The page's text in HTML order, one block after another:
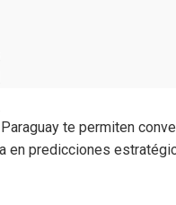
te permiten
en predicciones